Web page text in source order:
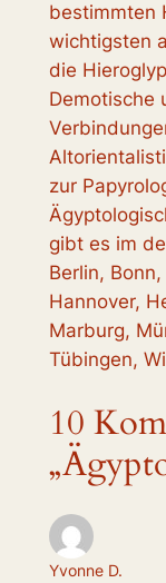
bestimmten
wichtigsten
die
Demotische
zur
gibt es im
Berlin,
Hannover,
Marburg,
Tübingen,
10
Yvonne D.